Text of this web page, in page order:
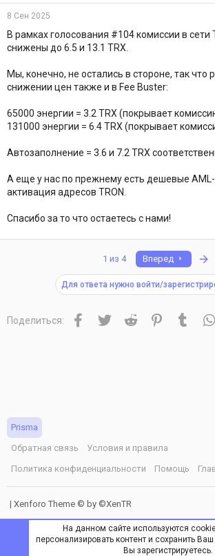
8 Сен 2025
В рамках голосования #104 комиссии в сети
снижены до 6.5 и 13.1 TRX.
Мы, конечно, не остались в стороне, так что
снижении цен также и в Fee Buster:
65000 энергии = 3.2 TRX (покрывает
131000 энергии = 6.4 TRX (покрывает
Автозаполнение = 3.6 и 7.2 TRX
А еще у нас по прежнему есть дешевые
активация адресов TRON.
Спасибо за то что остаетесь с нами!
1 из 4 Вперед
Для ответа нужно войти/
Поделиться: Facebook
TwitterReddit PinterestTumblr
Prisma
Обратная связь
Условия и правила
Политика конфиденциальности
Помощь
| Xenforo Theme © by ©XenTR
На данном сайте используются
персонализировать контент и сохранить
Вы зарегистрируетесь.